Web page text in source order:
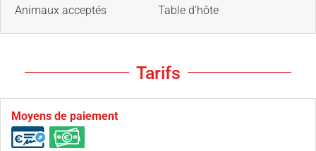
Animaux acceptés
Table d'hôte
Tarifs
Moyens de paiement